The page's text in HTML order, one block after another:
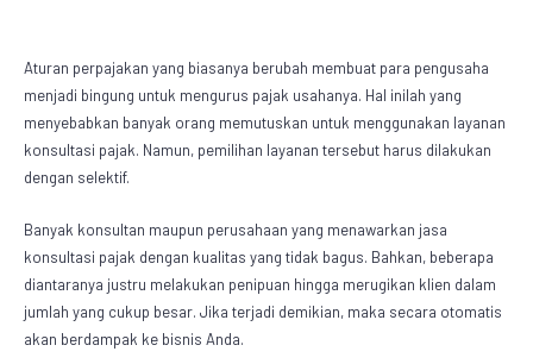
Aturan perpajakan yang biasanya berubah membuat para pengusaha
menjadi bingung untuk mengurus pajak usahanya. Hal inilah yang
menyebabkan banyak orang memutuskan untuk menggunakan layanan
konsultasi pajak. Namun, pemilihan layanan tersebut harus dilakukan
dengan selektif.
Banyak konsultan maupun perusahaan yang menawarkan jasa
konsultasi pajak dengan kualitas yang tidak bagus. Bahkan, beberapa
diantaranya justru melakukan penipuan hingga merugikan klien dalam
jumlah yang cukup besar. Jika terjadi demikian, maka secara otomatis
akan berdampak ke bisnis Anda.